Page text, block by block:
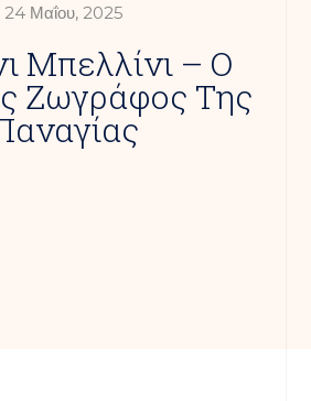
24 Μαΐου, 2025
Μπελλίνι – Ο
Ζωγράφος Της